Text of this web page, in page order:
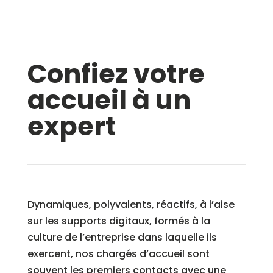
Confiez votre
accueil à un
expert
Dynamiques, polyvalents, réactifs, à l’aise
sur les supports digitaux, formés à la
culture de l’entreprise dans laquelle ils
exercent, nos chargés d’accueil sont